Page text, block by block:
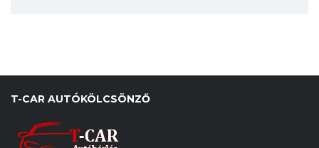
T-CAR AUTÓKÖLCSÖNZŐ